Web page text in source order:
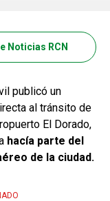
Noticias RCN
publicó un
al tránsito de
El Dorado,
hacía parte del
de la ciudad.